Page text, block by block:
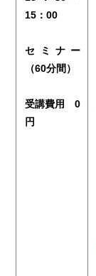
15：00
セミナー
（60分間）
受講費用 0
円